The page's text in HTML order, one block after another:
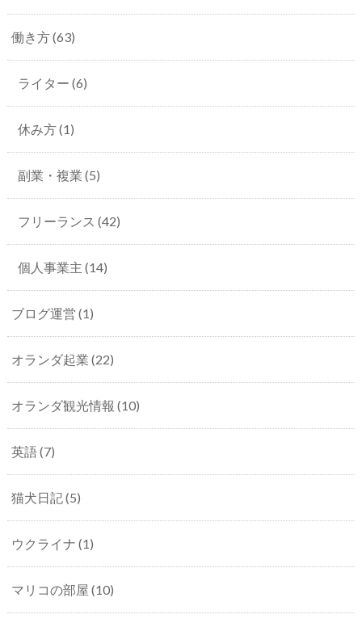
働き方(63)
ライター (6)
休み方(1)
副業・複業 (5)
フリーランス (42)
個人事業主 (14)
ブログ運営 (1)
オランダ起業 (22)
オランダ観光情報 (10)
英語(7)
猫犬日記(5)
ウクライナ (1)
マリコの部屋 (10)